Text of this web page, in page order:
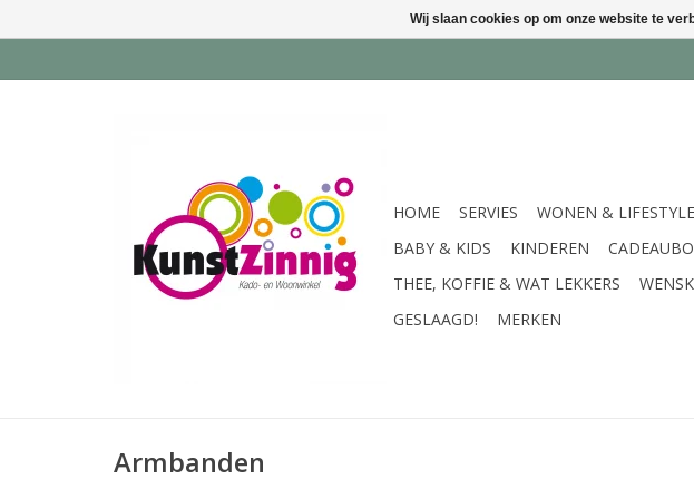
HOME SERVIES WONEN & LIFESTYLE
BABY & KIDS
KINDEREN
THEE, KOFFIE & WAT LEKKERS
GESLAAGD!
MERKEN
Armbanden
Wij slaan cookies op om onze website te